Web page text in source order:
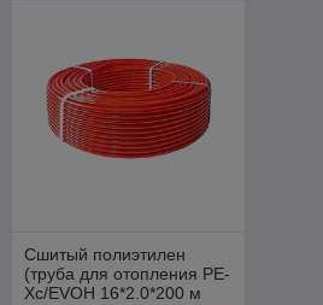
Сшитый полиэтилен
(труба для отопления PE-
Xc/EVOH 16*2.0*200 м